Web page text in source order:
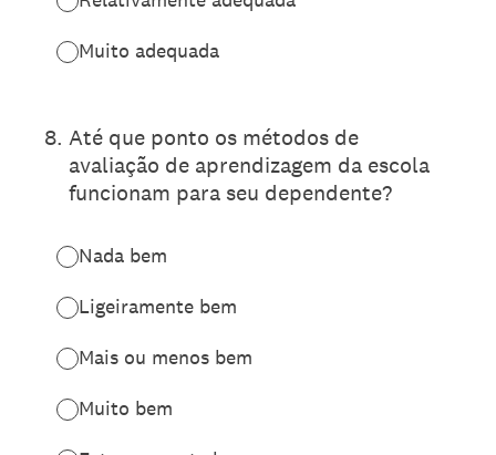
Muito adequada
8. Até que ponto os métodos de
avaliação de aprendizagem da escola
funcionam para seu dependente?
Nada bem
Ligeiramente bem
Mais ou menos bem
Muito bem